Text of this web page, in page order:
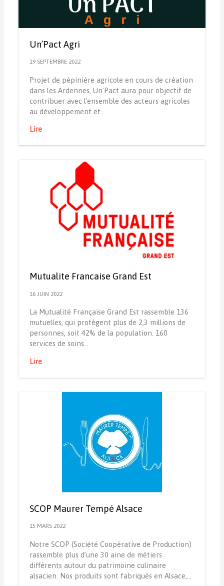
Un’Pact Agri
19 SEPTEMBRE 2022
Projet de pépinière agricole en cours de création
dans les Ardennes, Un'Pact aura pour objectif de
contribuer avec l'ensemble des acteurs agricoles
au développement et…
Lire
Mutualite Francaise Grand Est
16 JUIN 2022
La Mutualité Française Grand Est rassemble 136
mutuelles, qui protègent plus de 2,3 millions de
personnes, soit 42% de la population. 160
services de soins…
Lire
SCOP Maurer Tempé Alsace
15 MARS 2022
Notre SCOP (Société Coopérative de Production)
rassemble plus d’une 30 aine de métiers
différents autour du patrimoine culinaire
alsacien. Nos produits sont fabriqués en Alsace,…